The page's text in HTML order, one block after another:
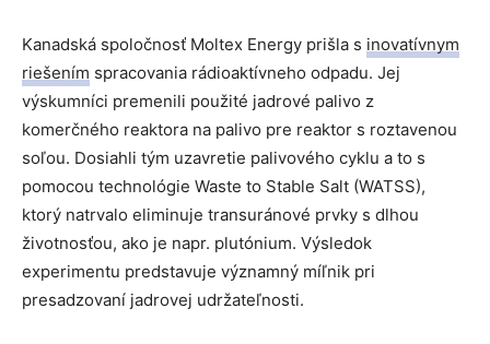
Kanadská spoločnosť Moltex Energy prišla s inovatívnym
riešením spracovania rádioaktívneho odpadu. Jej
výskumníci premenili použité jadrové palivo z
komerčného reaktora na palivo pre reaktor s roztavenou
soľou. Dosiahli tým uzavretie palivového cyklu a to s
pomocou technológie Waste to Stable Salt (WATSS),
ktorý natrvalo eliminuje transuránové prvky s dlhou
životnosťou, ako je napr. plutónium. Výsledok
experimentu predstavuje významný míľnik pri
presadzovaní jadrovej udržateľnosti.